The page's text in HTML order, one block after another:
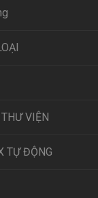
VIỆN
TỰ ĐỘNG